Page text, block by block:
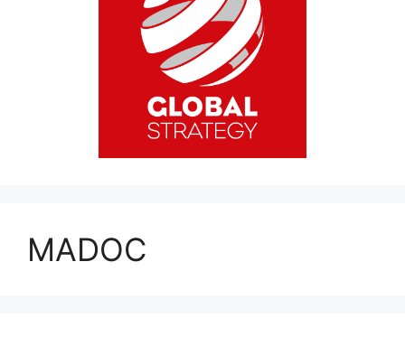
MADOC